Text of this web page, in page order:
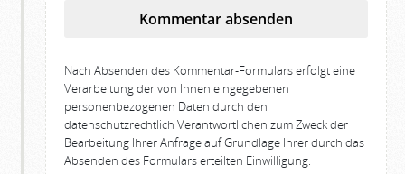
Kommentar absenden
Nach Absenden des Kommentar-Formulars erfolgt eine
Verarbeitung der von Ihnen eingegebenen
personenbezogenen Daten durch den
datenschutzrechtlich Verantwortlichen zum Zweck der
Bearbeitung Ihrer Anfrage auf Grundlage Ihrer durch das
Absenden des Formulars erteilten Einwilligung.